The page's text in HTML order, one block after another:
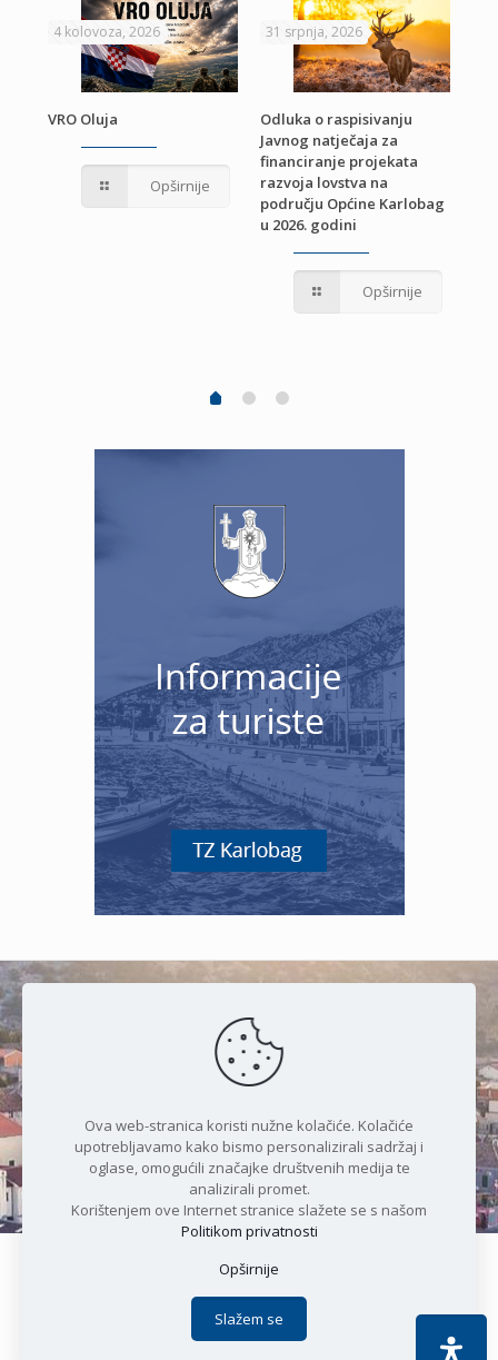
4 kolovoza, 2026
VRO Oluja
Opširnije
31 srpnja, 2026
Odluka o raspisivanju
Javnog natječaja za
financiranje projekata
razvoja lovstva na
području Općine Karlobag
u 2026. godini
Opširnije
Čudesan spoj kristalnog mora i
prirode
Copyright © 2021 Općina Karlobag | Sva prava pridržana |
Politika privatnosti
Apoc IT
Ova web-stranica koristi nužne kolačiće. Kolačiće
upotrebljavamo kako bismo personalizirali sadržaj i
oglase, omogućili značajke društvenih medija te
analizirali promet.
Korištenjem ove Internet stranice slažete se s našom
Politikom privatnosti
Opširnije
Slažem se